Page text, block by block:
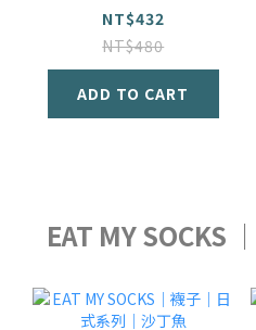
經典BLT
NT$432
NT$480
ADD TO CART
EAT MY SOCKS